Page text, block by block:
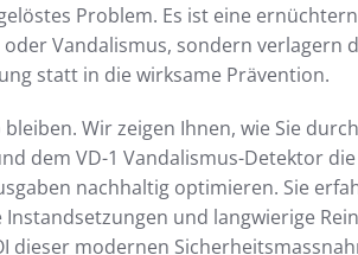
Problem. Es ist eine
Vandalismus, sondern verlagern
statt in die wirksame Prävention.
Wir zeigen Ihnen, wie Sie
dem VD-1 Vandalismus-Detektor
nachhaltig optimieren. Sie
und langwierige
dieser modernen